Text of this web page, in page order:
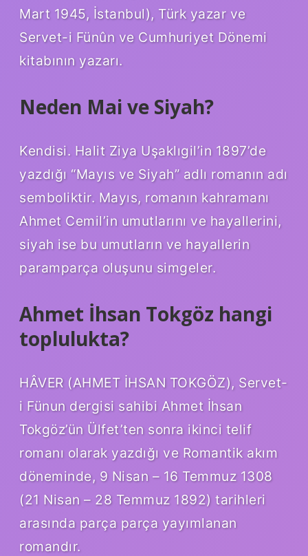
Mart 1945, İstanbul), Türk yazar ve
Servet-i Fünûn ve Cumhuriyet Dönemi
kitabının yazarı.
Neden Mai ve Siyah?
Kendisi. Halit Ziya Uşaklıgil’in 1897’de
yazdığı “Mayıs ve Siyah” adlı romanın adı
semboliktir. Mayıs, romanın kahramanı
Ahmet Cemil’in umutlarını ve hayallerini,
siyah ise bu umutların ve hayallerin
paramparça oluşunu simgeler.
Ahmet İhsan Tokgöz hangi
toplulukta?
HÂVER (AHMET İHSAN TOKGÖZ), Servet-
i Fünun dergisi sahibi Ahmet İhsan
Tokgöz’ün Ülfet’ten sonra ikinci telif
romanı olarak yazdığı ve Romantik akım
döneminde, 9 Nisan – 16 Temmuz 1308
(21 Nisan – 28 Temmuz 1892) tarihleri ​​
arasında parça parça yayımlanan
romandır.